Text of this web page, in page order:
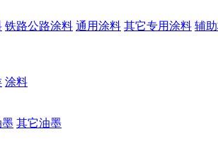
铁路公路涂料 通用涂料 其它专用涂料 辅
涂料
墨 其它油墨